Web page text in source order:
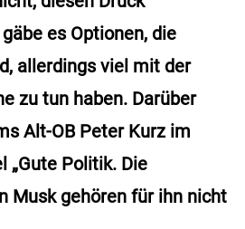
es Optionen, die
allerdings viel mit der
zu tun haben. Darüber
Alt-OB Peter Kurz im
„Gute Politik. Die
Musk gehören für ihn nicht